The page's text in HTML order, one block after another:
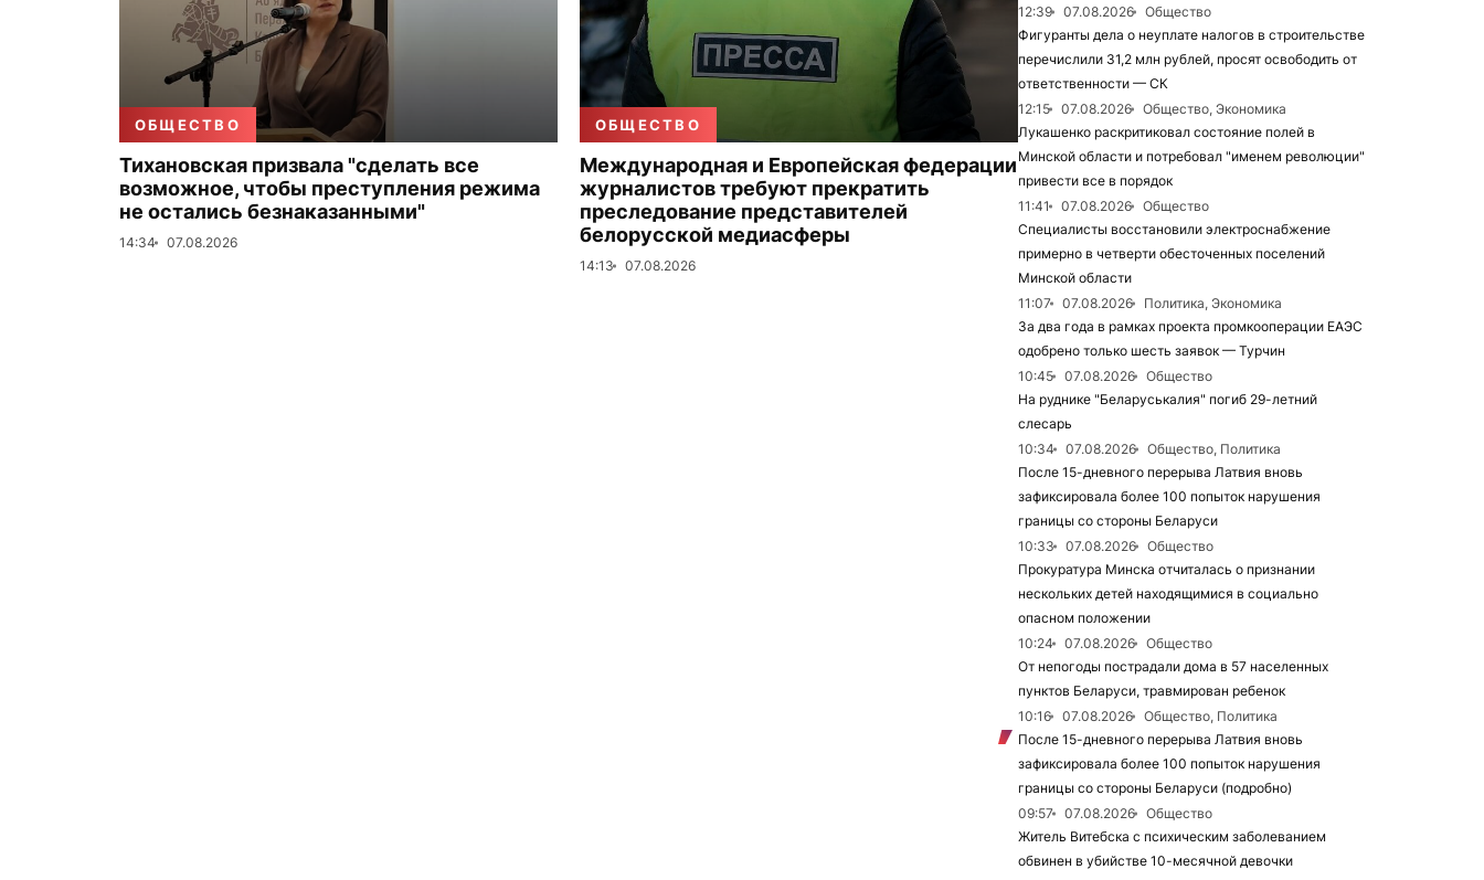
ОБЩЕСТВО
Тихановская призвала "сделать все
возможное, чтобы преступления режима
не остались безнаказанными"
14:34 07.08.2026
ОБЩЕСТВО
Международная и Европейская федерации
журналистов требуют прекратить
преследование представителей
белорусской медиасферы
14:13 07.08.2026
12:39
07.08.2026
Общество
Фигуранты дела о неуплате налогов в строительстве
перечислили 31,2 млн рублей, просят освободить от
ответственности — СК
12:15
07.08.2026
Общество, Экономика
Лукашенко раскритиковал состояние полей в
Минской области и потребовал "именем революции"
привести все в порядок
11:41
07.08.2026
Общество
Специалисты восстановили электроснабжение
примерно в четверти обесточенных поселений
Минской области
11:07
07.08.2026
Политика, Экономика
За два года в рамках проекта промкооперации ЕАЭС
одобрено только шесть заявок — Турчин
10:45
07.08.2026
Общество
На руднике "Беларуськалия" погиб 29-летний
слесарь
10:34
07.08.2026
Общество, Политика
После 15-дневного перерыва Латвия вновь
зафиксировала более 100 попыток нарушения
границы со стороны Беларуси
10:33
07.08.2026
Общество
Прокуратура Минска отчиталась о признании
нескольких детей находящимися в социально
опасном положении
10:24
07.08.2026
Общество
От непогоды пострадали дома в 57 населенных
пунктов Беларуси, травмирован ребенок
10:16
07.08.2026
Общество, Политика
После 15-дневного перерыва Латвия вновь
зафиксировала более 100 попыток нарушения
границы со стороны Беларуси (подробно)
09:57
07.08.2026
Общество
Житель Витебска с психическим заболеванием
обвинен в убийстве 10-месячной девочки